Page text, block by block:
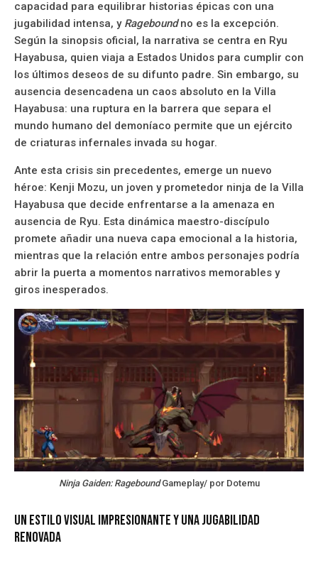
capacidad para equilibrar historias épicas con una
jugabilidad intensa, y Rageboundno es la excepción.
Según la sinopsis oficial, la narrativa se centra en Ryu
Hayabusa, quien viaja a Estados Unidos para cumplir con
los últimos deseos de su difunto padre. Sin embargo, su
ausencia desencadena un caos absoluto en la Villa
Hayabusa: una ruptura en la barrera que separa el
mundo humano del demoníaco permite que un ejército
de criaturas infernales invada su hogar.
Ante esta crisis sin precedentes, emerge un nuevo
héroe: Kenji Mozu, un joven y prometedor ninja de la Villa
Hayabusa que decide enfrentarse a la amenaza en
ausencia de Ryu. Esta dinámica maestro-discípulo
promete añadir una nueva capa emocional a la historia,
mientras que la relación entre ambos personajes podría
abrir la puerta a momentos narrativos memorables y
giros inesperados.
Ninja Gaiden: RageboundGameplay/ por Dotemu
Un estilo visual impresionante y una jugabilidad
renovada